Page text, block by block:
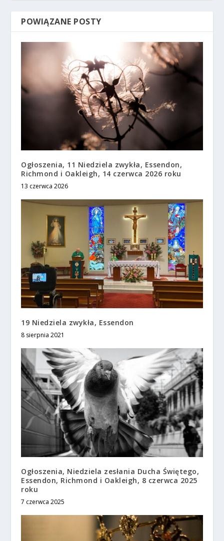
POWIĄZANE POSTY
Ogłoszenia, 11 Niedziela zwykła, Essendon,
Richmond i Oakleigh, 14 czerwca 2026 roku
13 czerwca 2026
19 Niedziela zwykła, Essendon
8 sierpnia 2021
Ogłoszenia, Niedziela zesłania Ducha Świętego,
Essendon, Richmond i Oakleigh, 8 czerwca 2025
roku
7 czerwca 2025